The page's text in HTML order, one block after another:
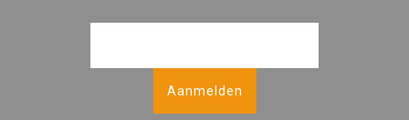
Aanmelden